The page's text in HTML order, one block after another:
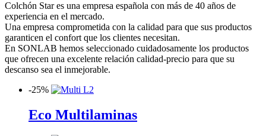
Colchón Star es una empresa española con más de 40 años de
experiencia en el mercado.
Una empresa comprometida con la calidad para que sus productos
garanticen el confort que los clientes necesitan.
En SONLAB hemos seleccionado cuidadosamente los productos
que ofrecen una excelente relación calidad-precio para que su
descanso sea el inmejorable.
-25%
Eco Multilaminas